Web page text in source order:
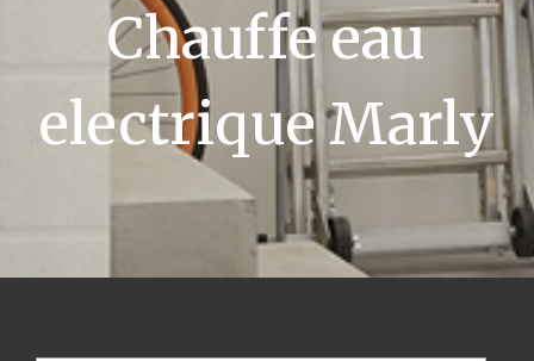
Chauffe eau
electrique Marly